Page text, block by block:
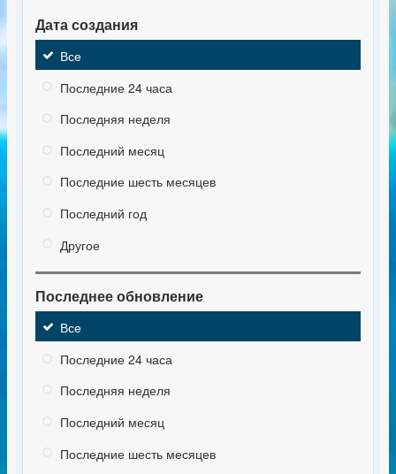
Дата создания
Все
Последние 24 часа
Последняя неделя
Последний месяц
Последние шесть месяцев
Последний год
Другое
Последнее обновление
Все
Последние 24 часа
Последняя неделя
Последний месяц
Последние шесть месяцев